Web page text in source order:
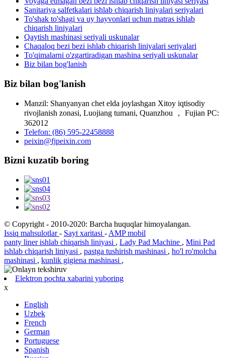
Sanitariya salfetkalari ishlab chiqarish liniyalari seriyalari
To'shak to'shagi va uy hayvonlari uchun matras ishlab
chiqarish liniyalari
Qaytish mashinasi seriyali uskunalar
Chaqaloq bezi bezi ishlab chiqarish liniyalari seriyalari
To'qimalarni o'zgartiradigan mashina seriyali uskunalar
Biz bilan bog'lanish
Biz bilan bog'lanish
Manzil: Shanyanyan chet elda joylashgan Xitoy iqtisodiy
rivojlanish zonasi, Luojiang tumani, Quanzhou ， Fujian PC:
362012
Telefon: (86) 595-22458888
peixin@fjpeixin.com
Bizni kuzatib boring
© Copyright - 2010-2020: Barcha huquqlar himoyalangan.
Issiq mahsulotlar- Sayt xaritasi - AMP mobil
panty liner ishlab chiqarish liniyasi , Lady Pad Machine , Mini Pad
ishlab chiqarish liniyasi , pastga tushirish mashinasi , ho'l ro'molcha
mashinasi , kunlik gigiena mashinasi ,
Elektron pochta xabarini yuboring
x
English
Uzbek
French
German
Portuguese
Spanish